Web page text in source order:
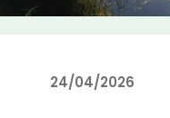
24/04/2026